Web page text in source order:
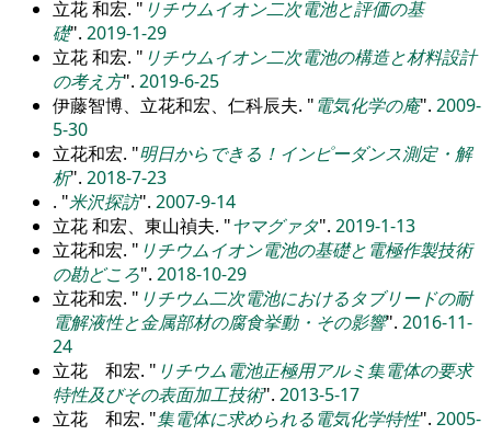
立花 和宏.
リチウムイオン二次電池と評価の基
礎 . 2019-1-29
立花 和宏.
リチウムイオン二次電池の構造と材料設計
の考え方 . 2019-6-25
伊藤智博、立花和宏、仁科辰夫.
電気化学の庵 . 2009-
5-30
立花和宏. 明日からできる！インピーダンス測定・解
析 . 2018-7-23
. 米沢探訪 . 2007-9-14
立花 和宏、東山禎夫.
ヤマグァタ . 2019-1-13
立花和宏.
リチウムイオン電池の基礎と電極作製技術
の勘どころ . 2018-10-29
立花和宏.
リチウム二次電池におけるタブリードの耐
電解液性と金属部材の腐食挙動・その影響 . 2016-11-
24
立花 和宏.
リチウム電池正極用アルミ集電体の要求
特性及びその表面加工技術 . 2013-5-17
立花 和宏. 集電体に求められる電気化学特性 . 2005-